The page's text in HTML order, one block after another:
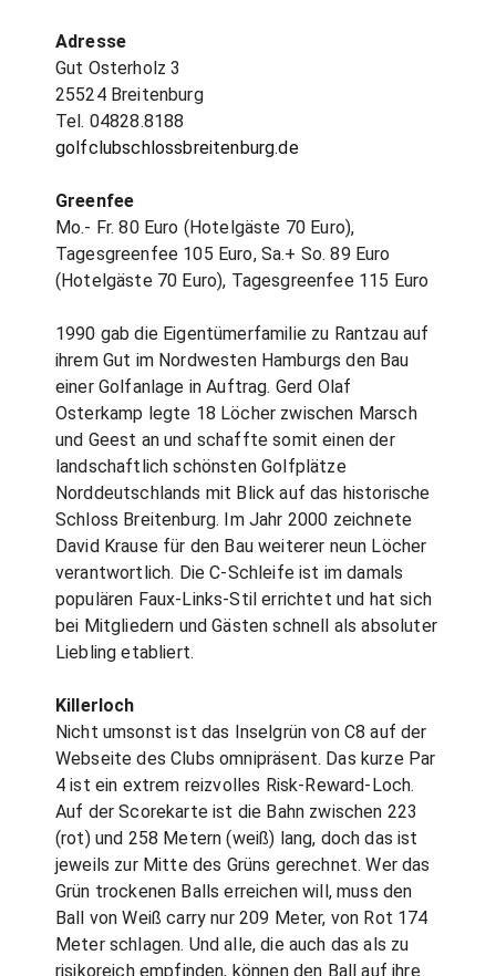
Adresse
Gut Osterholz 3
25524 Breitenburg
Tel. 04828.8188
golfclubschlossbreitenburg.de
Greenfee
Mo.- Fr. 80 Euro (Hotelgäste 70 Euro),
Tagesgreenfee 105 Euro, Sa.+ So. 89 Euro
(Hotelgäste 70 Euro), Tagesgreenfee 115 Euro
1990 gab die Eigentümerfamilie zu Rantzau auf
ihrem Gut im Nordwesten Hamburgs den Bau
einer Golfanlage in Auftrag. Gerd Olaf
Osterkamp legte 18 Löcher zwischen Marsch
und Geest an und schaffte somit einen der
landschaftlich schönsten Golfplätze
Norddeutschlands mit Blick auf das historische
Schloss Breitenburg. Im Jahr 2000 zeichnete
David Krause für den Bau weiterer neun Löcher
verantwortlich. Die C-Schleife ist im damals
populären Faux-Links-Stil errichtet und hat sich
bei Mitgliedern und Gästen schnell als absoluter
Liebling etabliert.
Killerloch
Nicht umsonst ist das Inselgrün von C8 auf der
Webseite des Clubs omnipräsent. Das kurze Par
4 ist ein extrem reizvolles Risk-Reward-Loch.
Auf der Scorekarte ist die Bahn zwischen 223
(rot) und 258 Metern (weiß) lang, doch das ist
jeweils zur Mitte des Grüns gerechnet. Wer das
Grün trockenen Balls erreichen will, muss den
Ball von Weiß carry nur 209 Meter, von Rot 174
Meter schlagen. Und alle, die auch das als zu
risikoreich empfinden, können den Ball auf ihre